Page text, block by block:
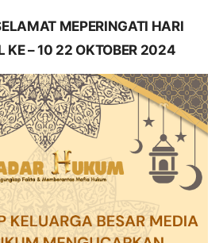
MEPERINGATI HARI
KE – 10 22 OKTOBER 2024